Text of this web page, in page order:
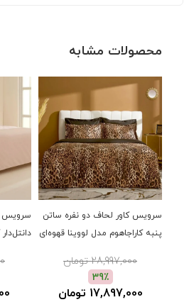
محصولات مشابه
سرویس کاور لحاف دو نفره ساتن
پنبه کاراجاهوم مدل لووینا قهوه‌ای
28,997,000 تومان
39٪
17,897,000 تومان
سرویس